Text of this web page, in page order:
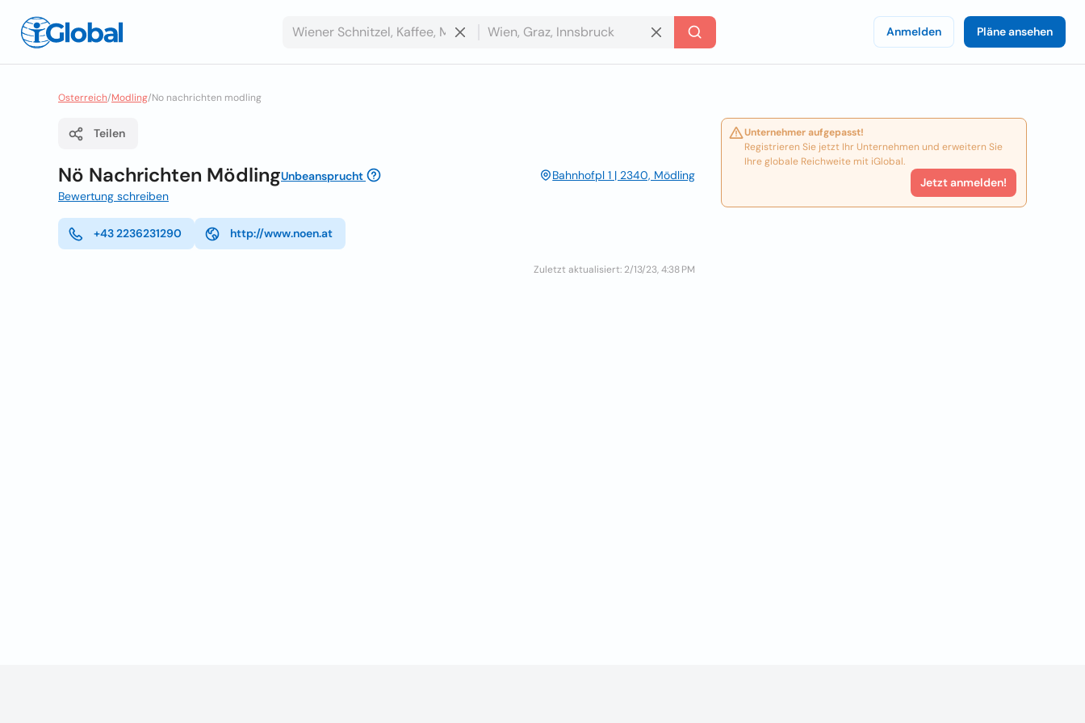
Anmelden Pläne ansehen
Osterreich/Modling/No nachrichten modling
Teilen
Nö Nachrichten MödlingUnbeansprucht
Bahnhofpl 1 | 2340, Mödling
Bewertung schreiben
+43 2236231290 http://www.noen.at
Zuletzt aktualisiert: 2/13/23, 4:38 PM
Unternehmer aufgepasst!
Registrieren Sie jetzt Ihr Unternehmen und erweitern Sie
Ihre globale Reichweite mit iGlobal.
Jetzt anmelden!